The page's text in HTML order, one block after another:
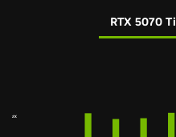
RTX 5070 Ti